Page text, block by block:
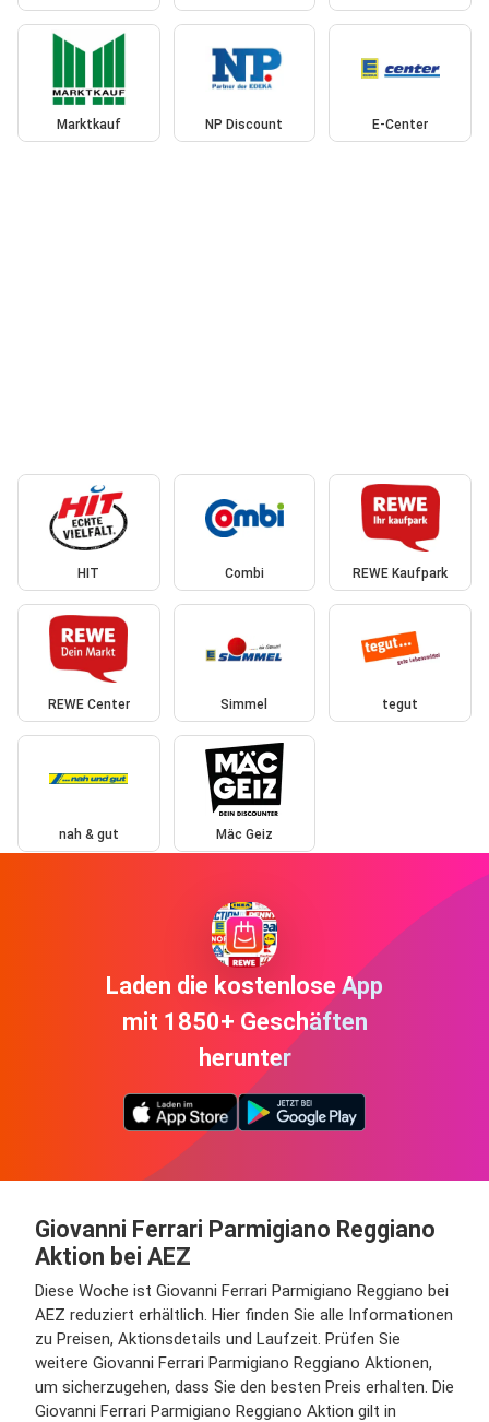
Marktkauf NP Discount E-Center
HIT Combi REWE Kaufpark
REWE Center Simmel tegut
nah & gut Mäc Geiz
Laden die kostenlose App
mit 1850+ Geschäften
herunter
Giovanni Ferrari Parmigiano Reggiano
Aktion bei AEZ
Diese Woche ist Giovanni Ferrari Parmigiano Reggiano bei
AEZ reduziert erhältlich. Hier finden Sie alle Informationen
zu Preisen, Aktionsdetails und Laufzeit. Prüfen Sie
weitere Giovanni Ferrari Parmigiano Reggiano Aktionen,
um sicherzugehen, dass Sie den besten Preis erhalten. Die
Giovanni Ferrari Parmigiano Reggiano Aktion gilt in